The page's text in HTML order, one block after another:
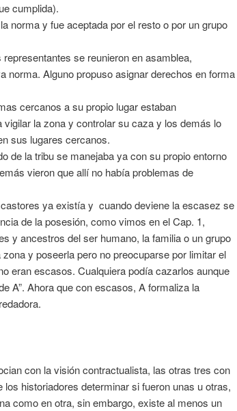
cumplida).
norma y fue aceptada por el resto o por un grupo
se reunieron en asamblea,
norma. Alguno propuso asignar derechos en forma
cercanos a su propio lugar estaban
la zona y controlar su caza y los demás lo
sus lugares cercanos.
de la tribu se manejaba ya con su propio entorno
vieron que allí no había problemas de
ya existía y cuando deviene la escasez se
de la posesión, como vimos en el Cap. 1,
y ancestros del ser humano, la familia o un grupo
y poseerla pero no preocuparse por limitar el
eran escasos. Cualquiera podía cazarlos aunque
A”. Ahora que con escasos, A formaliza la
con la visión contractualista, las otras tres con
historiadores determinar si fueron unas u otras,
como en otra, sin embargo, existe al menos un